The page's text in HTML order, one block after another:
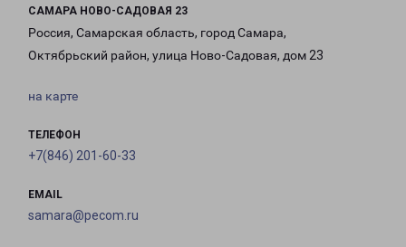
САМАРА НОВО-САДОВАЯ 23
Россия, Самарская область, город Самара,
Октябрьский район, улица Ново-Садовая, дом 23
на карте
ТЕЛЕФОН
+7(846) 201-60-33
EMAIL
samara@pecom.ru